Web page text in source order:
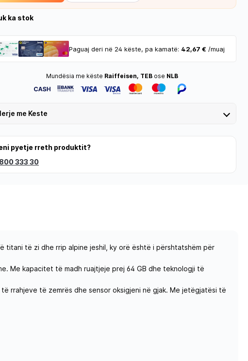
ka stok
Paguaj deri në 24 këste, pa kamatë: 42,67 € /muaj
Mundësia me këste Raiffeisen, TEB ose NLB
me Keste
pyetje rreth produktit?
333 30
titani të zi dhe rrip alpine jeshil, ky orë është i përshtatshëm për
Me kapacitet të madh ruajtjeje prej 64 GB dhe teknologji të
rrahjeve të zemrës dhe sensor oksigjeni në gjak. Me jetëgjatësi të